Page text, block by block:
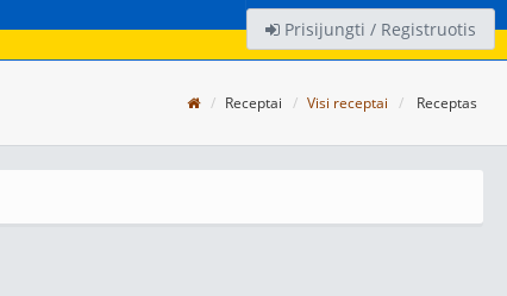
Prisijungti / Registruotis
Receptai Visi receptai Receptas